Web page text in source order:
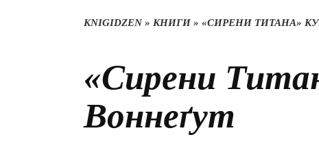
KNIGIDZEN» КНИГИ » «СИРЕНИ ТИТАНА»
«Сирени
Воннеґут